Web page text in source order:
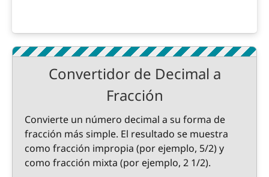
Convertidor de Decimal a
Fracción
Convierte un número decimal a su forma de
fracción más simple. El resultado se muestra
como fracción impropia (por ejemplo, 5/2) y
como fracción mixta (por ejemplo, 2 1/2).